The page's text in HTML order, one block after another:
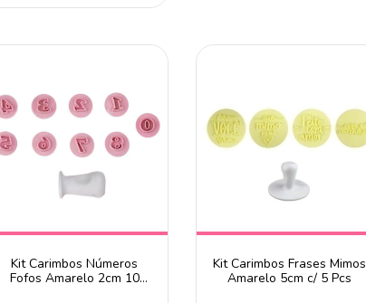
Kit Carimbos Números
Fofos Amarelo 2cm 10
Kit Carimbos Frases Mimos
Amarelo 5cm c/ 5 Pcs